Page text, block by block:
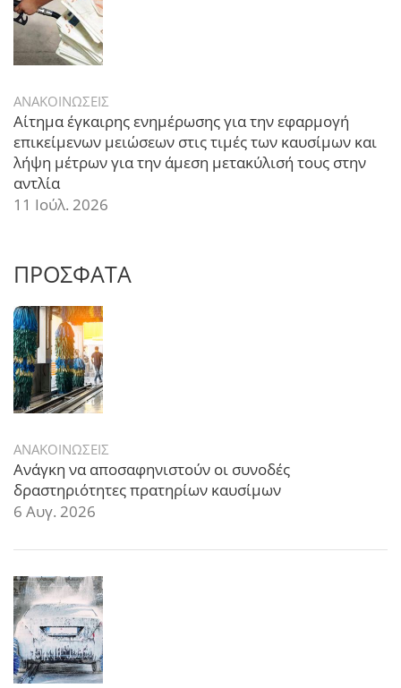
ΑΝΑΚΟΙΝΩΣΕΙΣ
Αίτημα έγκαιρης ενημέρωσης για την εφαρμογή
επικείμενων μειώσεων στις τιμές των καυσίμων και
λήψη μέτρων για την άμεση μετακύλισή τους στην
αντλία
11 Ιούλ. 2026
ΠΡΟΣΦΑΤΑ
ΑΝΑΚΟΙΝΩΣΕΙΣ
Ανάγκη να αποσαφηνιστούν οι συνοδές
δραστηριότητες πρατηρίων καυσίμων
6 Αυγ. 2026